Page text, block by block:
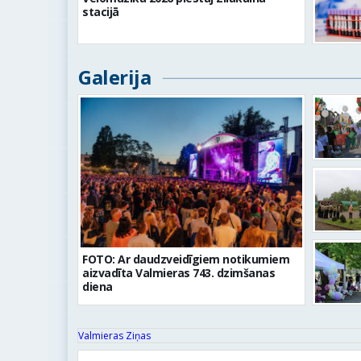
stacijā
Galerija
FOTO: Ar daudzveidīgiem notikumiem
aizvadīta Valmieras 743. dzimšanas
diena
Valmieras Ziņas